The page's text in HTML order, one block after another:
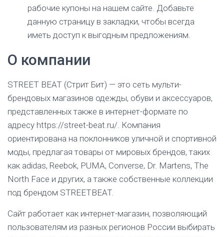
рабочие купоны на нашем сайте. Добавьте
данную страницу в закладки, чтобы всегда
иметь доступ к выгодным предложениям.
О компании
STREET BEAT (Стрит Бит) — это сеть мульти-
брендовых магазинов одежды, обуви и аксессуаров,
представленных также в интернет-формате по
адресу https://street-beat.ru/. Компания
ориентирована на поклонников уличной и спортивной
моды, предлагая товары от мировых брендов, таких
как adidas, Reebok, PUMA, Converse, Dr. Martens, The
North Face и других, а также собственные коллекции
под брендом STREETBEAT.
Сайт работает как интернет-магазин, позволяющий
пользователям из разных регионов России выбирать